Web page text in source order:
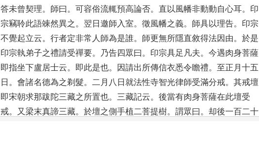
答未曾契理。 師曰 。 可容俗流輒預高論否。 直以風幡非動動自心耳。 印
宗竊聆此語竦然異之。 翌日邀師入室。 徵風幡之義。 師具以理告。 印宗
不覺起立云。 行者定非常人師為是誰。 師更無所隱直敘得法因由。 於是
印宗執弟子之禮請受禪要。 乃告四眾曰 。 印宗具足凡夫。 今遇肉身菩薩
即指坐下盧居士云。 即此是也。 因請出所傳信衣悉令瞻禮。
至正月十五
日 。 會諸名德為之剃髮。 二月八日就法性寺智光律師受滿分戒。 其戒壇
即宋朝求那跋 陀三藏之所置也。 三藏記云。 後當有肉身菩薩在此壇受
戒。 又梁末真諦三藏。 於壇之側手植二菩提樹。 謂眾曰 。 却後一百二十